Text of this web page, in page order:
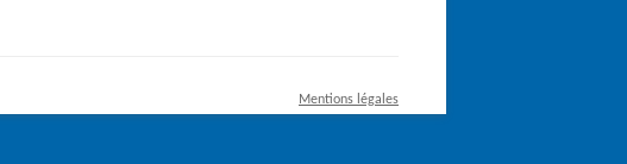
Mentions légales